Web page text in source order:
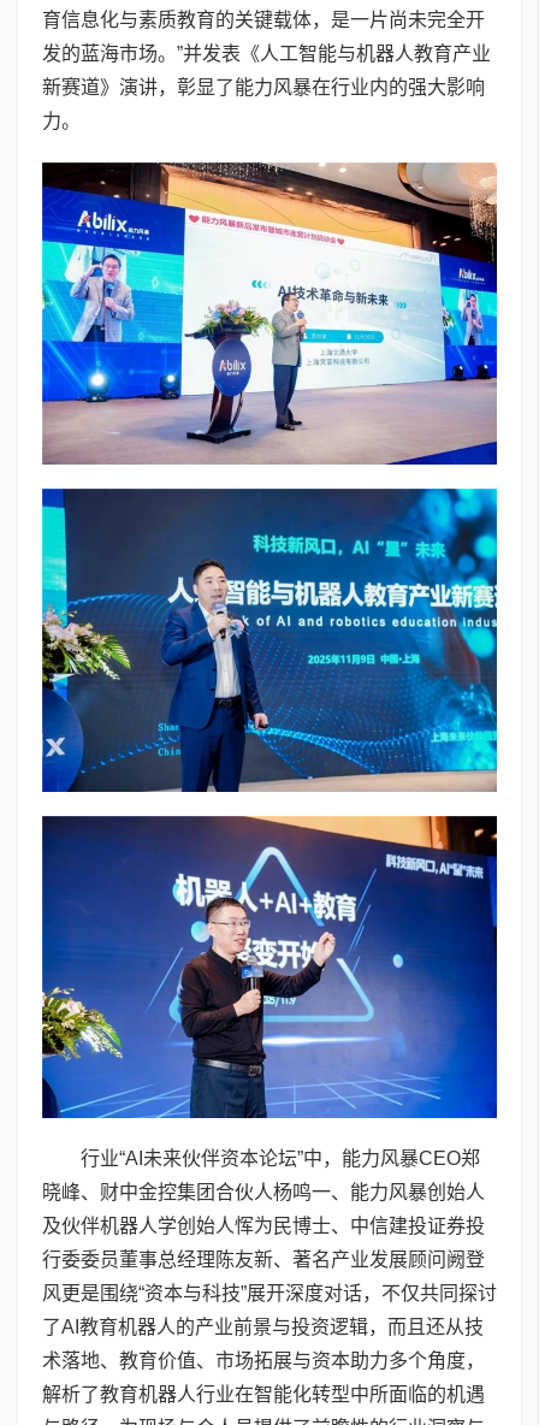
育信息化与素质教育的关键载体，是一片尚未完全开
发的蓝海市场。”并发表《人工智能与机器人教育产业
新赛道》演讲，彰显了能力风暴在行业内的强大影响
力。
行业“AI未来伙伴资本论坛”中，能力风暴CEO郑
晓峰、财中金控集团合伙人杨鸣一、能力风暴创始人
及伙伴机器人学创始人恽为民博士、中信建投证券投
行委委员董事总经理陈友新、著名产业发展顾问阙登
风更是围绕“资本与科技”展开深度对话，不仅共同探讨
了AI教育机器人的产业前景与投资逻辑，而且还从技
术落地、教育价值、市场拓展与资本助力多个角度，
解析了教育机器人行业在智能化转型中所面临的机遇